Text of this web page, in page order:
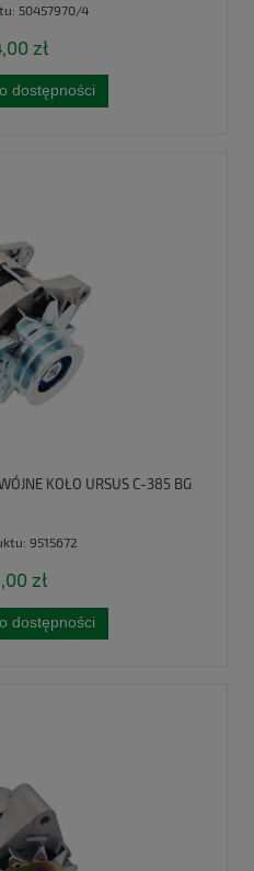
50457970/4
zł
dostępności
KOŁO URSUS C-385 BG
9515672
zł
dostępności